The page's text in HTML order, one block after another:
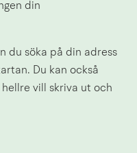
din
du söka på din adress
Du kan också
vill skriva ut och